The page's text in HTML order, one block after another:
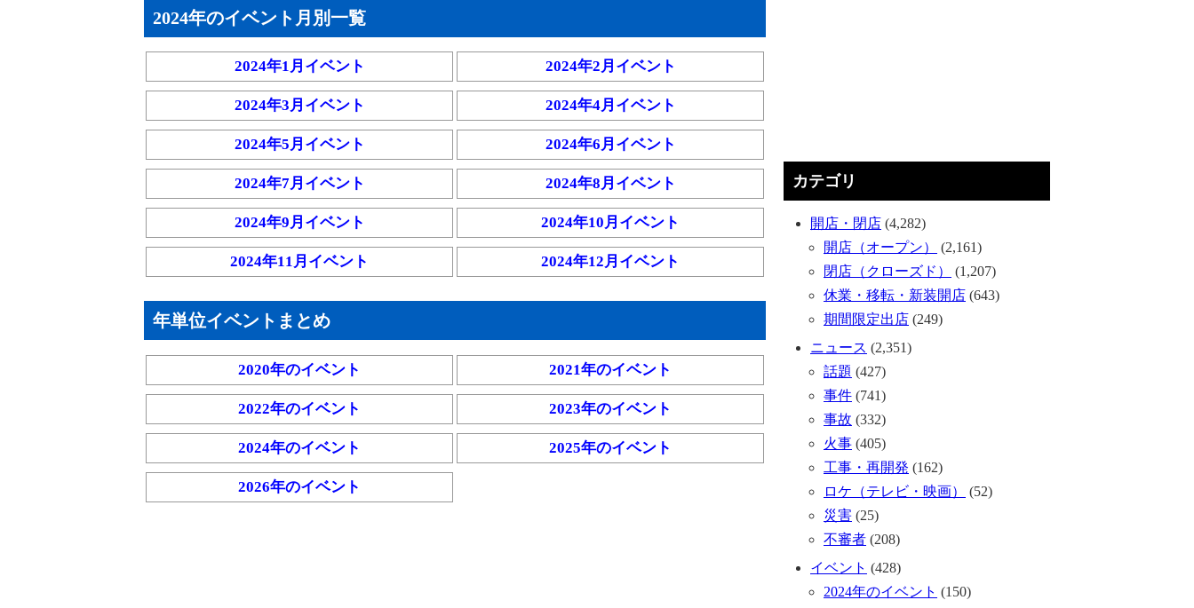
2024年のイベント月別一覧
2024年1月イベント 2024年2月イベント
2024年3月イベント 2024年4月イベント
2024年5月イベント 2024年6月イベント
2024年7月イベント 2024年8月イベント
2024年9月イベント 2024年10月イベント
2024年11月イベント 2024年12月イベント
年単位イベントまとめ
2020年のイベント 2021年のイベント
2022年のイベント 2023年のイベント
2024年のイベント 2025年のイベント
2026年のイベント
カテゴリ
開店・閉店 (4,282)
開店（オープン）
(2,161)
閉店（クローズド）
(1,207)
休業・移転・新装開店 (643)
期間限定出店 (249)
ニュース (2,351)
話題 (427)
事件 (741)
事故 (332)
火事 (405)
工事・再開発 (162)
ロケ（テレビ・映画）
(52)
災害 (25)
不審者 (208)
イベント (428)
2024年のイベント (150)